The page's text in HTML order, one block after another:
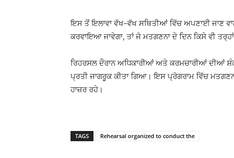
ਇਸ ਤੋਂ ਇਲਾਵਾ ਵੱਖ-ਵੱਖ ਸਥਿਤੀਆਂ ਵਿੱਚ ਅਪਣਾਈ ਜਾਣ
ਕਰਵਾਇਆ ਜਾਵੇਗਾ, ਤਾਂ ਜੋ ਮਤਗਣਨਾ ਦੇ ਦਿਨ ਕਿਸੇ ਵੀ
ਰਿਹਰਸਲ ਦੌਰਾਨ ਅਧਿਕਾਰੀਆਂ ਅਤੇ ਕਰਮਚਾਰੀਆਂ ਦੀਆਂ
ਪ੍ਰਤੀ ਜਾਗਰੂਕ ਕੀਤਾ ਗਿਆ। ਇਸ ਪ੍ਰੋਗਰਾਮ ਵਿੱਚ
ਹਾਜ਼ਰ ਰਹੇ।
TAGS Rehearsal organized to conduct the